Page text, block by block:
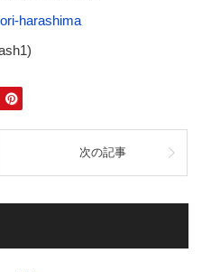
harashima
次の記事